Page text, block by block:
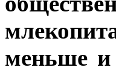
меньше